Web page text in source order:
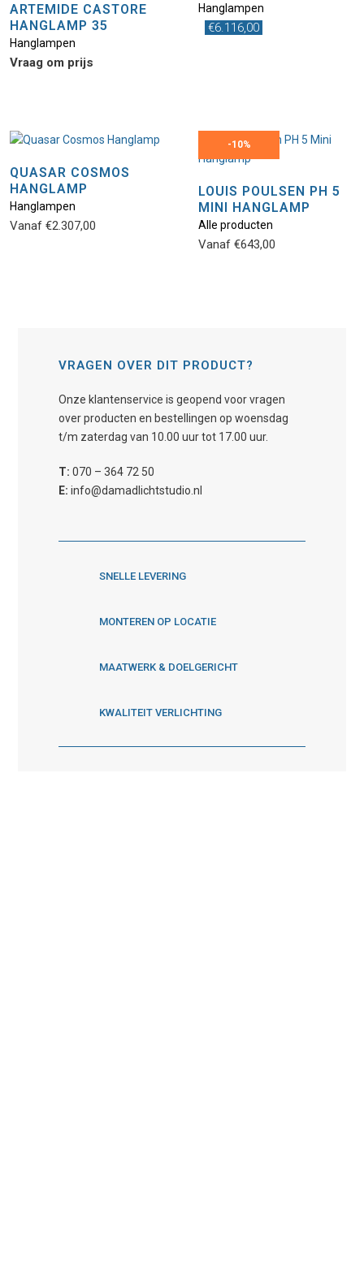
ARTEMIDE CASTORE
HANGLAMP 35
Hanglampen
Vraag om prijs
Hanglampen
€6.116,00
QUASAR COSMOS
HANGLAMP
Hanglampen
Vanaf €2.307,00
-10%
LOUIS POULSEN PH 5
MINI HANGLAMP
Alle producten
Vanaf €643,00
VRAGEN OVER DIT PRODUCT?
Onze klantenservice is geopend voor vragen
over producten en bestellingen op woensdag
t/m zaterdag van 10.00 uur tot 17.00 uur.
T: 070 – 364 72 50
E: info@damadlichtstudio.nl
SNELLE LEVERING
MONTEREN OP LOCATIE
MAATWERK & DOELGERICHT
KWALITEIT VERLICHTING